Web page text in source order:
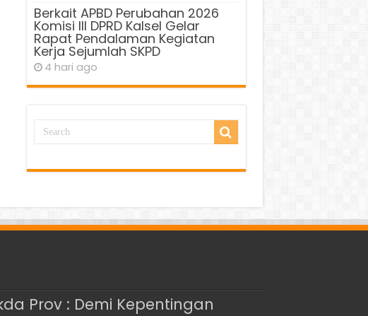
Berkait APBD Perubahan 2026
Komisi III DPRD Kalsel Gelar
Rapat Pendalaman Kegiatan
Kerja Sejumlah SKPD
4 hari ago
Prov : Demi Kepentingan